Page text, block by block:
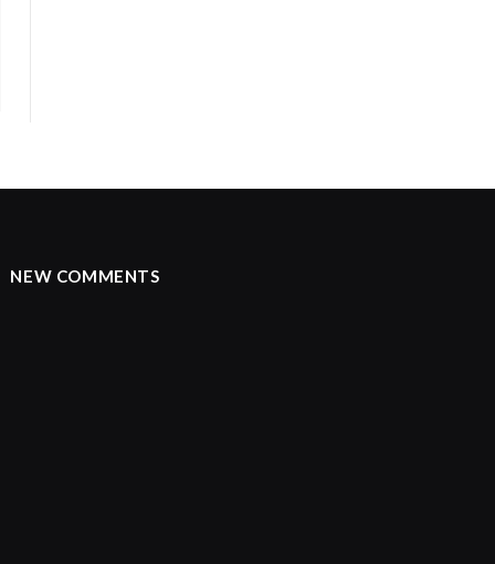
NEW COMMENTS